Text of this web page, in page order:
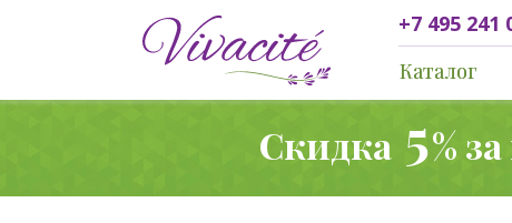
+7 495 241
Каталог
Скидка 5%